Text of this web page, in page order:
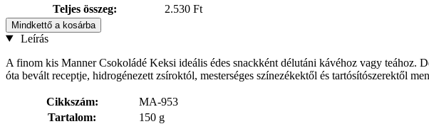
Teljes összeg:
2.530 Ft
Mindkettő a kosárba
Leírás
A finom kis Manner Csokoládé Keksi ideális édes snackként délutáni kávéhoz vagy teához.
óta bevált receptje, hidrogénezett zsíroktól, mesterséges színezékektől és tartósítószerektől
Cikkszám:
MA-953
Tartalom:
150 g